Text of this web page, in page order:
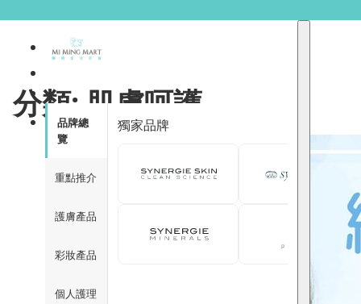
品牌總
覽
重點推介
護膚產品
彩妝產品
個人護理
獨家品牌
分類: 肌膚呵護